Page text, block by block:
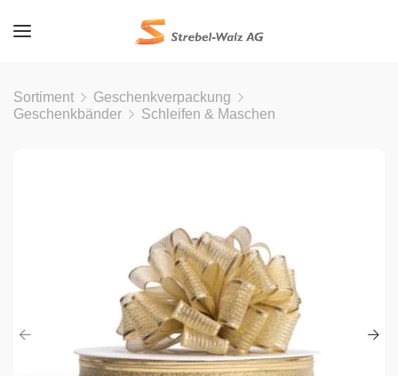
Sortiment
Geschenkverpackung
Geschenkbänder
Schleifen & Maschen